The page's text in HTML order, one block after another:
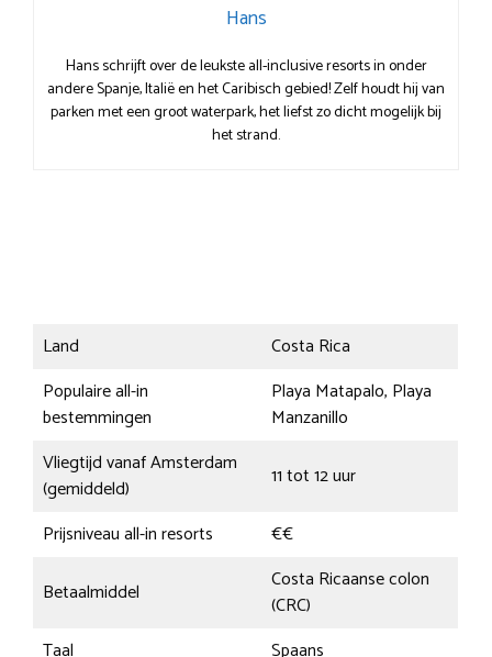
Hans
Hans schrijft over de leukste all-inclusive resorts in onder
andere Spanje, Italië en het Caribisch gebied! Zelf houdt hij van
parken met een groot waterpark, het liefst zo dicht mogelijk bij
het strand.
Land
Costa Rica
Populaire all-in
bestemmingen
Playa Matapalo, Playa
Manzanillo
Vliegtijd vanaf Amsterdam
(gemiddeld)
11 tot 12 uur
Prijsniveau all-in resorts
€€
Betaalmiddel
Costa Ricaanse colon
(CRC)
Taal
Spaans